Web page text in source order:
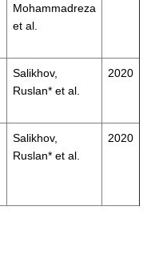
Mohammadreza
et al.
Salikhov,
Ruslan* et al.
2020
Salikhov,
Ruslan* et al.
2020